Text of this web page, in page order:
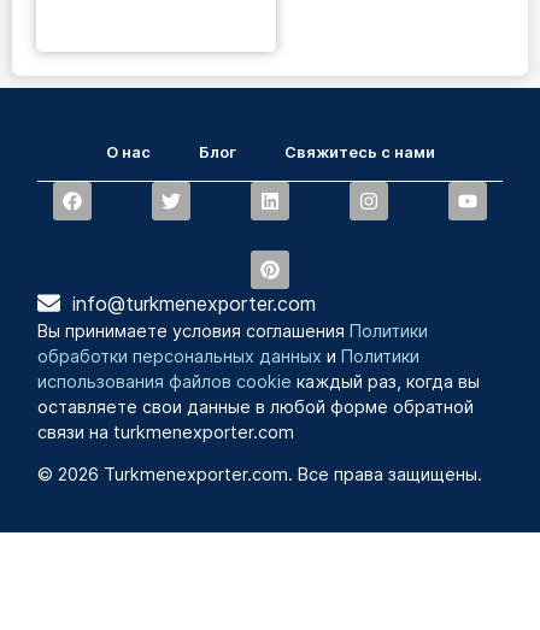
О нас Блог Свяжитесь с нами
info@turkmenexporter.com
Вы принимаете условия соглашенияПолитики
обработки персональных данных иПолитики
использования файлов cookie каждый раз, когда вы
оставляете свои данные в любой форме обратной
связи на turkmenexporter.com
© 2026 Turkmenexporter.com. Все права защищены.